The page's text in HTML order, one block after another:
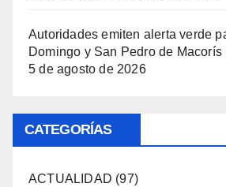
Autoridades emiten alerta verde
Domingo y San Pedro de
5 de agosto de 2026
CATEGORÍAS
ACTUALIDAD (97)